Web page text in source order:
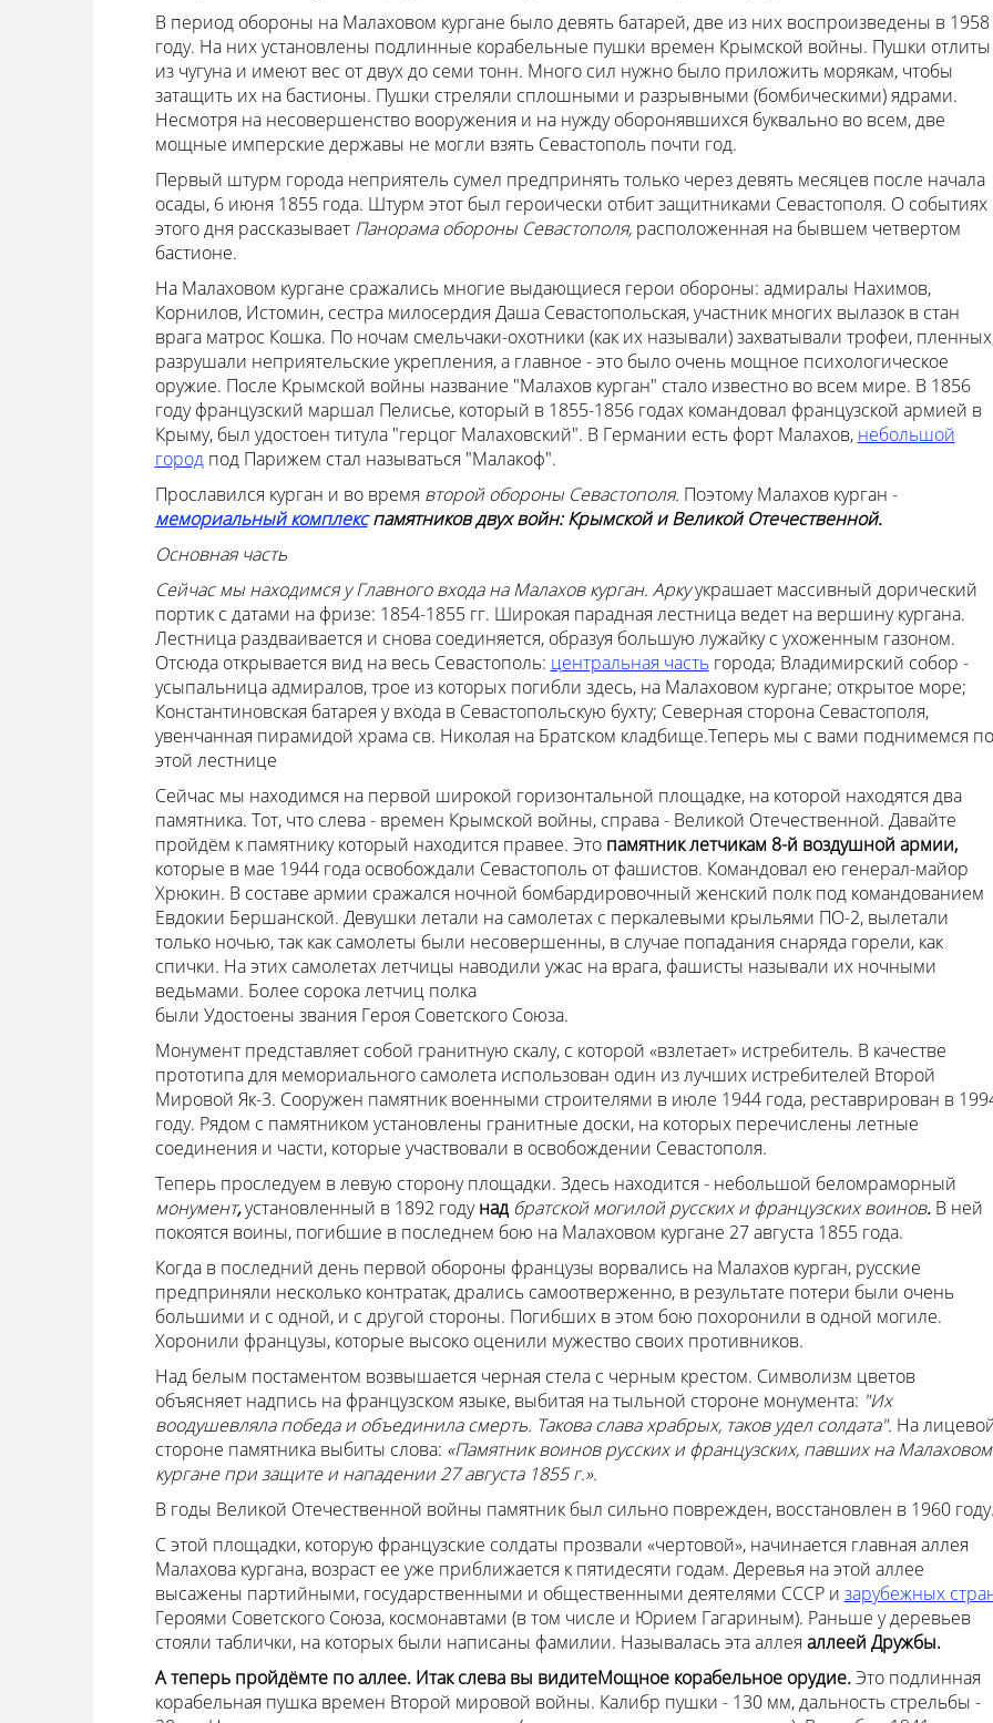
В период обороны на Малаховом кургане было девять батарей, две из них воспроизведены в 1958
году. На них установлены подлинные корабельные пушки времен Крымской войны. Пушки отлиты
из чугуна и имеют вес от двух до семи тонн. Много сил нужно было приложить морякам, чтобы
затащить их на бастионы. Пушки стреляли сплошными и разрывными (бомбическими) ядрами.
Несмотря на несовершенство вооружения и на нужду оборонявшихся буквально во всем, две
мощные имперские державы не могли взять Севастополь почти год.
Первый штурм города неприятель сумел предпринять только через девять месяцев после начала
осады, 6 июня 1855 года. Штурм этот был героически отбит защитниками Севастополя. О событиях
этого дня рассказывает Панорама обороны Севастополя, расположенная на бывшем четвертом
бастионе.
На Малаховом кургане сражались многие выдающиеся герои обороны: адмиралы Нахимов,
Корнилов, Истомин, сестра милосердия Даша Севастопольская, участник многих вылазок в стан
врага матрос Кошка. По ночам смельчаки-охотники (как их называли) захватывали трофеи,
разрушали неприятельские укрепления, а главное - это было очень мощное психологическое
оружие. После Крымской войны название "Малахов курган" стало известно во всем мире. В 1856
году французский маршал Пелисье, который в 1855-1856 годах командовал французской армией в
Крыму, был удостоен титула "герцог Малаховский". В Германии есть форт Малахов, небольшой
городпод Парижем стал называться "Малакоф".
Прославился курган и во время второй обороны Севастополя. Поэтому Малахов курган -
мемориальный комплекспамятников двух войн: Крымской и Великой Отечественной.
Основная часть
Сейчас мы находимся у Главного входа на Малахов курган. Аркуукрашает массивный дорический
портик с датами на фризе: 1854-1855 гг. Широкая парадная лестница ведет на вершину кургана.
Лестница раздваивается и снова соединяется, образуя большую лужайку с ухоженным газоном.
Отсюда открывается вид на весь Севастополь: центральная частьгорода; Владимирский собор -
усыпальница адмиралов, трое из которых погибли здесь, на Малаховом кургане; открытое море;
Константиновская батарея у входа в Севастопольскую бухту; Северная сторона Севастополя,
увенчанная пирамидой храма св. Николая на Братском кладбище.Теперь мы с вами поднимемся по
этой лестнице
Сейчас мы находимся на первой широкой горизонтальной площадке, на которой находятся два
памятника. Тот, что слева - времен Крымской войны, справа - Великой Отечественной. Давайте
пройдём к памятнику который находится правее. Это памятник летчикам 8-й воздушной армии,
которые в мае 1944 года освобождали Севастополь от фашистов. Командовал ею генерал-майор
Хрюкин. В составе армии сражался ночной бомбардировочный женский полк под командованием
Евдокии Бершанской. Девушки летали на самолетах с перкалевыми крыльями ПО-2, вылетали
только ночью, так как самолеты были несовершенны, в случае попадания снаряда горели, как
спички. На этих самолетах летчицы наводили ужас на врага, фашисты называли их ночными
ведьмами. Более сорока летчиц полка
были Удостоены звания Героя Советского Союза.
Монумент представляет собой гранитную скалу, с которой «взлетает» истребитель. В качестве
прототипа для мемориального самолета использован один из лучших истребителей Второй
Мировой Як-3. Сооружен памятник военными строителями в июле 1944 года, реставрирован в
году. Рядом с памятником установлены гранитные доски, на которых перечислены летные
соединения и части, которые участвовали в освобождении Севастополя.
Теперь проследуем в левую сторону площадки. Здесь находится - небольшой беломраморный
монумент,установленный в 1892 годунад братской могилой русских и французских воинов. В ней
покоятся воины, погибшие в последнем бою на Малаховом кургане 27 августа 1855 года.
Когда в последний день первой обороны французы ворвались на Малахов курган, русские
предприняли несколько контратак, дрались самоотверженно, в результате потери были очень
большими и с одной, и с другой стороны. Погибших в этом бою похоронили в одной могиле.
Хоронили французы, которые высоко оценили мужество своих противников.
Над белым постаментом возвышается черная стела с черным крестом. Символизм цветов
объясняет надпись на французском языке, выбитая на тыльной стороне монумента: "Их
воодушевляла победа и объединила смерть. Такова слава храбрых, таков удел солдата". На
стороне памятника выбиты слова: «Памятник воинов русских и французских, павших на Малаховом
кургане при защите и нападении 27 августа 1855 г.».
В годы Великой Отечественной войны памятник был сильно поврежден, восстановлен в 1960
С этой площадки, которую французские солдаты прозвали «чертовой», начинается главная аллея
Малахова кургана, возраст ее уже приближается к пятидесяти годам. Деревья на этой аллее
высажены партийными, государственными и общественными деятелями СССР и зарубежных
Героями Советского Союза, космонавтами (в том числе и Юрием Гагариным). Раньше у деревьев
стояли таблички, на которых были написаны фамилии. Называлась эта аллея аллеей Дружбы.
А теперь пройдёмте по аллее. Итак слева вы видитеМощное корабельное орудие.Это подлинная
корабельная пушка времен Второй мировой войны. Калибр пушки - 130 мм, дальность стрельбы -